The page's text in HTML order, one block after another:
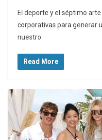
El deporte y el séptimo
corporativas para generar
nuestro
Read More